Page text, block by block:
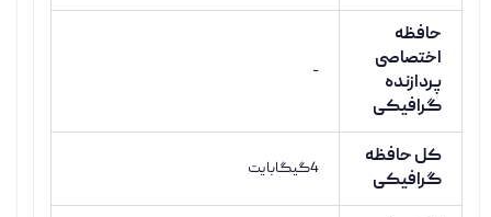
حافظه
اختصاصی
پردازنده
گرافیکی
-
کل حافظه
گرافیکی
4گیگابایت